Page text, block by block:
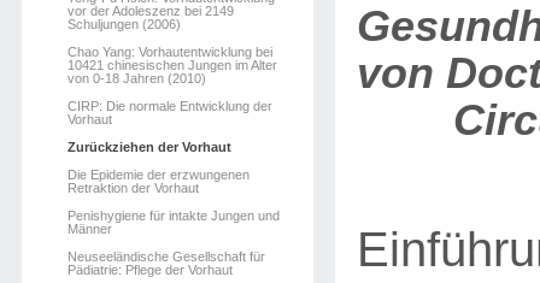
vor der Adoleszenz bei 2149
Schuljungen (2006)
Chao Yang: Vorhautentwicklung bei
10421 chinesischen Jungen im Alter
von 0-18 Jahren (2010)
CIRP: Die normale Entwicklung der
Vorhaut
Zurückziehen der Vorhaut
Die Epidemie der erzwungenen
Retraktion der Vorhaut
Penishygiene für intakte Jungen und
Männer
Neuseeländische Gesellschaft für
Pädiatrie: Pflege der Vorhaut
von